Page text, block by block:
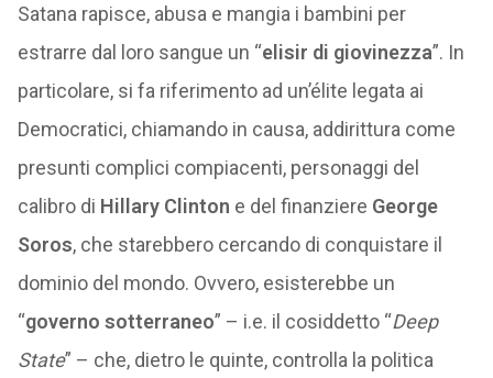
Satana rapisce, abusa e mangia i bambini per
estrarre dal loro sangue un “elisir di giovinezza”. In
particolare, si fa riferimento ad un’élite legata ai
Democratici, chiamando in causa, addirittura come
presunti complici compiacenti, personaggi del
calibro di Hillary Clinton e del finanziere George
Soros, che starebbero cercando di conquistare il
dominio del mondo. Ovvero, esisterebbe un
“governo sotterraneo” – i.e. il cosiddetto “Deep
State” – che, dietro le quinte, controlla la politica